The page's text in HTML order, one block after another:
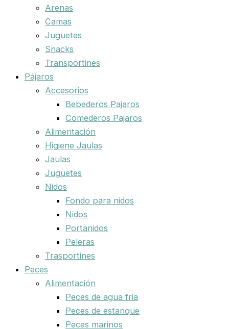
Arenas
Camas
Juguetes
Snacks
Transportines
Pájaros
Accesorios
Bebederos Pajaros
Comederos Pajaros
Alimentación
Higiene Jaulas
Jaulas
Juguetes
Nidos
Fondo para nidos
Nidos
Portanidos
Peleras
Trasportines
Peces
Alimentación
Peces de agua fria
Peces de estanque
Peces marinos